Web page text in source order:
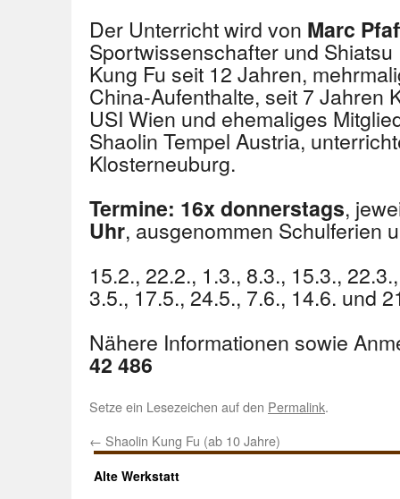
Der Unterricht wird von Marc
Sportwissenschafter und
Kung Fu seit 12 Jahren,
China-Aufenthalte, seit 7 Jahren
USI Wien und ehemaliges
Shaolin Tempel Austria,
Klosterneuburg.
Termine: 16xdonnerstags,
Uhr, ausgenommen Schulferien
15.2., 22.2., 1.3., 8.3., 15.3.,
3.5., 17.5., 24.5., 7.6., 14.6. und
Nähere Informationen sowie
42 486
Setze ein Lesezeichen auf den Permalink.
← Shaolin Kung Fu (ab 10 Jahre)
Alte Werkstatt